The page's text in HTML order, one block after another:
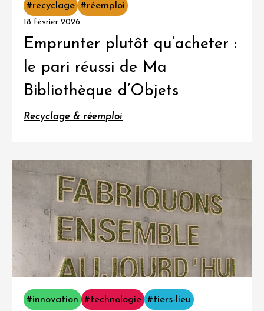
#recyclage #réemploi
18 février 2026
Emprunter plutôt qu’acheter :
le pari réussi de Ma
Bibliothèque d’Objets
Recyclage & réemploi
#innovation #technologie #tiers-lieu